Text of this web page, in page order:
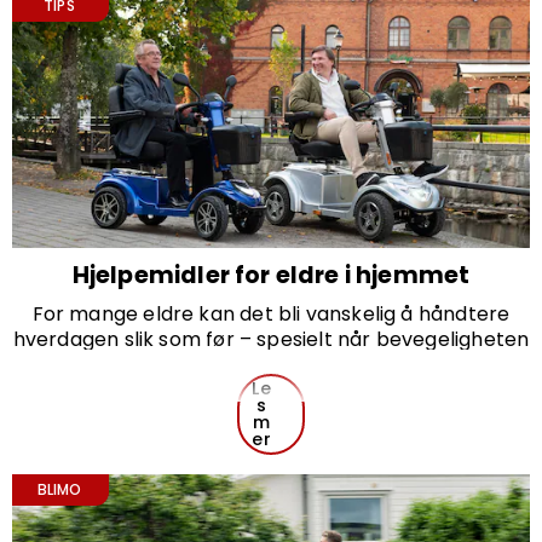
tenke på.
TIPS
Hjelpemidler for eldre i hjemmet
For mange eldre kan det bli vanskelig å håndtere
hverdagen slik som før – spesielt når bevegeligheten
Heldigvis finnes det mange ulike hjelpemidler for
eldre i hjemmet som kan gjøre det enklere å leve et
selvstendig og aktivt liv hjemme.
matlaging til forflytning bli både lettere og tryggere.
Le
s
m
er
BLIMO